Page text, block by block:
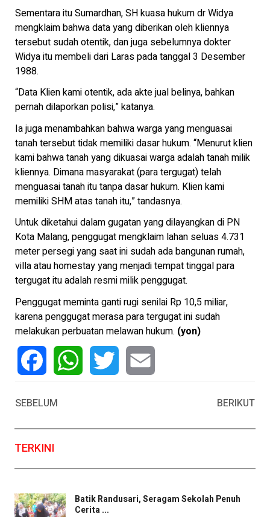
Sementara itu Sumardhan, SH kuasa hukum dr Widya
mengklaim bahwa data yang diberikan oleh kliennya
tersebut sudah otentik, dan juga sebelumnya dokter
Widya itu membeli dari Laras pada tanggal 3 Desember
1988.
“Data Klien kami otentik, ada akte jual belinya, bahkan
pernah dilaporkan polisi,” katanya.
Ia juga menambahkan bahwa warga yang menguasai
tanah tersebut tidak memiliki dasar hukum. “Menurut klien
kami bahwa tanah yang dikuasai warga adalah tanah milik
kliennya. Dimana masyarakat (para tergugat) telah
menguasai tanah itu tanpa dasar hukum. Klien kami
memiliki SHM atas tanah itu,” tandasnya.
Untuk diketahui dalam gugatan yang dilayangkan di PN
Kota Malang, penggugat mengklaim lahan seluas 4.731
meter persegi yang saat ini sudah ada bangunan rumah,
villa atau homestay yang menjadi tempat tinggal para
tergugat itu adalah resmi milik penggugat.
Penggugat meminta ganti rugi senilai Rp 10,5 miliar,
karena penggugat merasa para tergugat ini sudah
melakukan perbuatan melawan hukum. (yon)
SEBELUM
BERIKUT
TERKINI
Batik Randusari, Seragam Sekolah Penuh
Cerita ...